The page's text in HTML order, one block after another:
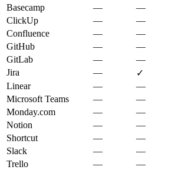
Basecamp
—
—
ClickUp
—
—
Confluence
—
—
GitHub
—
—
GitLab
—
—
Jira
—
✓
Linear
—
—
Microsoft Teams
—
—
Monday.com
—
—
Notion
—
—
Shortcut
—
—
Slack
—
—
Trello
—
—